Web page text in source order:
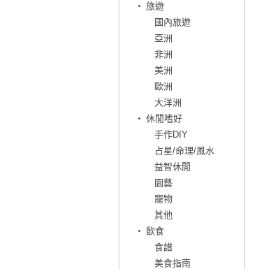
旅遊
國內旅遊
亞洲
非洲
美洲
歐洲
大洋洲
休閒嗜好
手作DIY
占星/命理/風水
益智休閒
園藝
寵物
其他
飲食
食譜
美食指南